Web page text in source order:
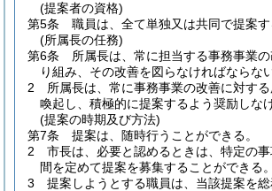
(提案者の資格)
第5条
職員は、全て単独又は共同で提案す
(所属長の任務)
第6条
所属長は、常に担当する事務事業
り組み、その改善を図らなければならない
2
所属長は、常に事務事業の改善に対す
喚起し、積極的に提案するよう奨励しな
(提案の時期及び方法)
第7条
提案は、随時行うことができる。
2
市長は、必要と認めるときは、特定の
間を定めて提案を募集することができる。
3
提案しようとする職員は、当該提案を